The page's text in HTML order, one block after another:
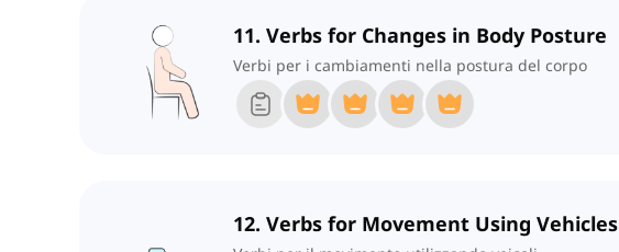
11. Verbs for Changes in Body Posture
Verbi per i cambiamenti nella postura del corpo
12. Verbs for Movement Using Vehicles